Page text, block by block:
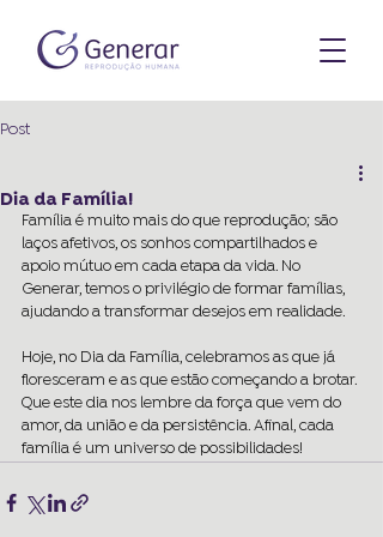
Post
Dia da Família!
Família é muito mais do que reprodução; são
laços afetivos, os sonhos compartilhados e
apoio mútuo em cada etapa da vida. No
Generar, temos o privilégio de formar famílias,
ajudando a transformar desejos em realidade.
Hoje, no Dia da Família, celebramos as que já
floresceram e as que estão começando a brotar.
Que este dia nos lembre da força que vem do
amor, da união e da persistência. Afinal, cada
família é um universo de possibilidades!